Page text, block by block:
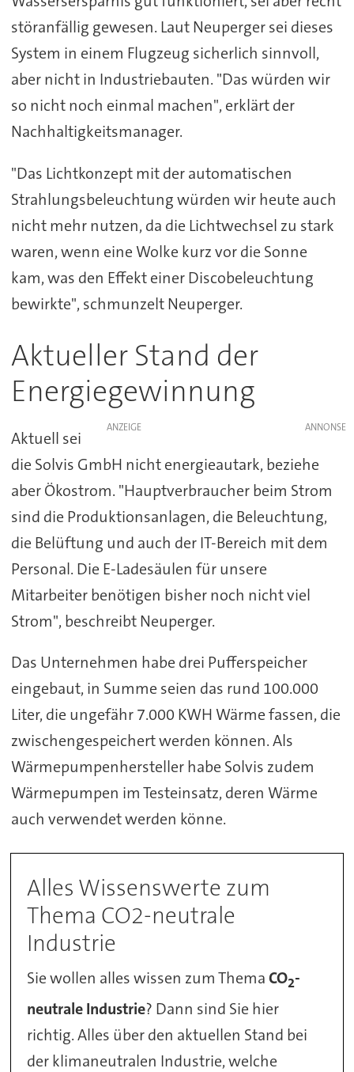
störanfällig gewesen. Laut Neuperger sei dieses
System in einem Flugzeug sicherlich sinnvoll,
aber nicht in Industriebauten. "Das würden wir
so nicht noch einmal machen", erklärt der
Nachhaltigkeitsmanager.
"Das Lichtkonzept mit der automatischen
Strahlungsbeleuchtung würden wir heute auch
nicht mehr nutzen, da die Lichtwechsel zu stark
waren, wenn eine Wolke kurz vor die Sonne
kam, was den Effekt einer Discobeleuchtung
bewirkte", schmunzelt Neuperger.
Aktueller Stand der
Energiegewinnung
ANZEIGE
Aktuell sei
die Solvis GmbH nicht energieautark, beziehe
aber Ökostrom. "Hauptverbraucher beim Strom
sind die Produktionsanlagen, die Beleuchtung,
die Belüftung und auch der IT-Bereich mit dem
Personal. Die E-Ladesäulen für unsere
Mitarbeiter benötigen bisher noch nicht viel
Strom", beschreibt Neuperger.
Das Unternehmen habe drei Pufferspeicher
eingebaut, in Summe seien das rund 100.000
Liter, die ungefähr 7.000 KWH Wärme fassen, die
zwischengespeichert werden können. Als
Wärmepumpenhersteller habe Solvis zudem
Wärmepumpen im Testeinsatz, deren Wärme
auch verwendet werden könne.
Alles Wissenswerte zum
Thema CO2-neutrale
Industrie
Sie wollen alles wissen zum ThemaCO2-
neutrale Industrie? Dann sind Sie hier
richtig. Alles über den aktuellen Stand bei
der klimaneutralen Industrie, welche